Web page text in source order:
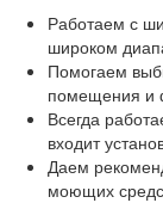
Работаем с
широком
Помогаем
помещения и
Всегда
входит
Даем
моющих